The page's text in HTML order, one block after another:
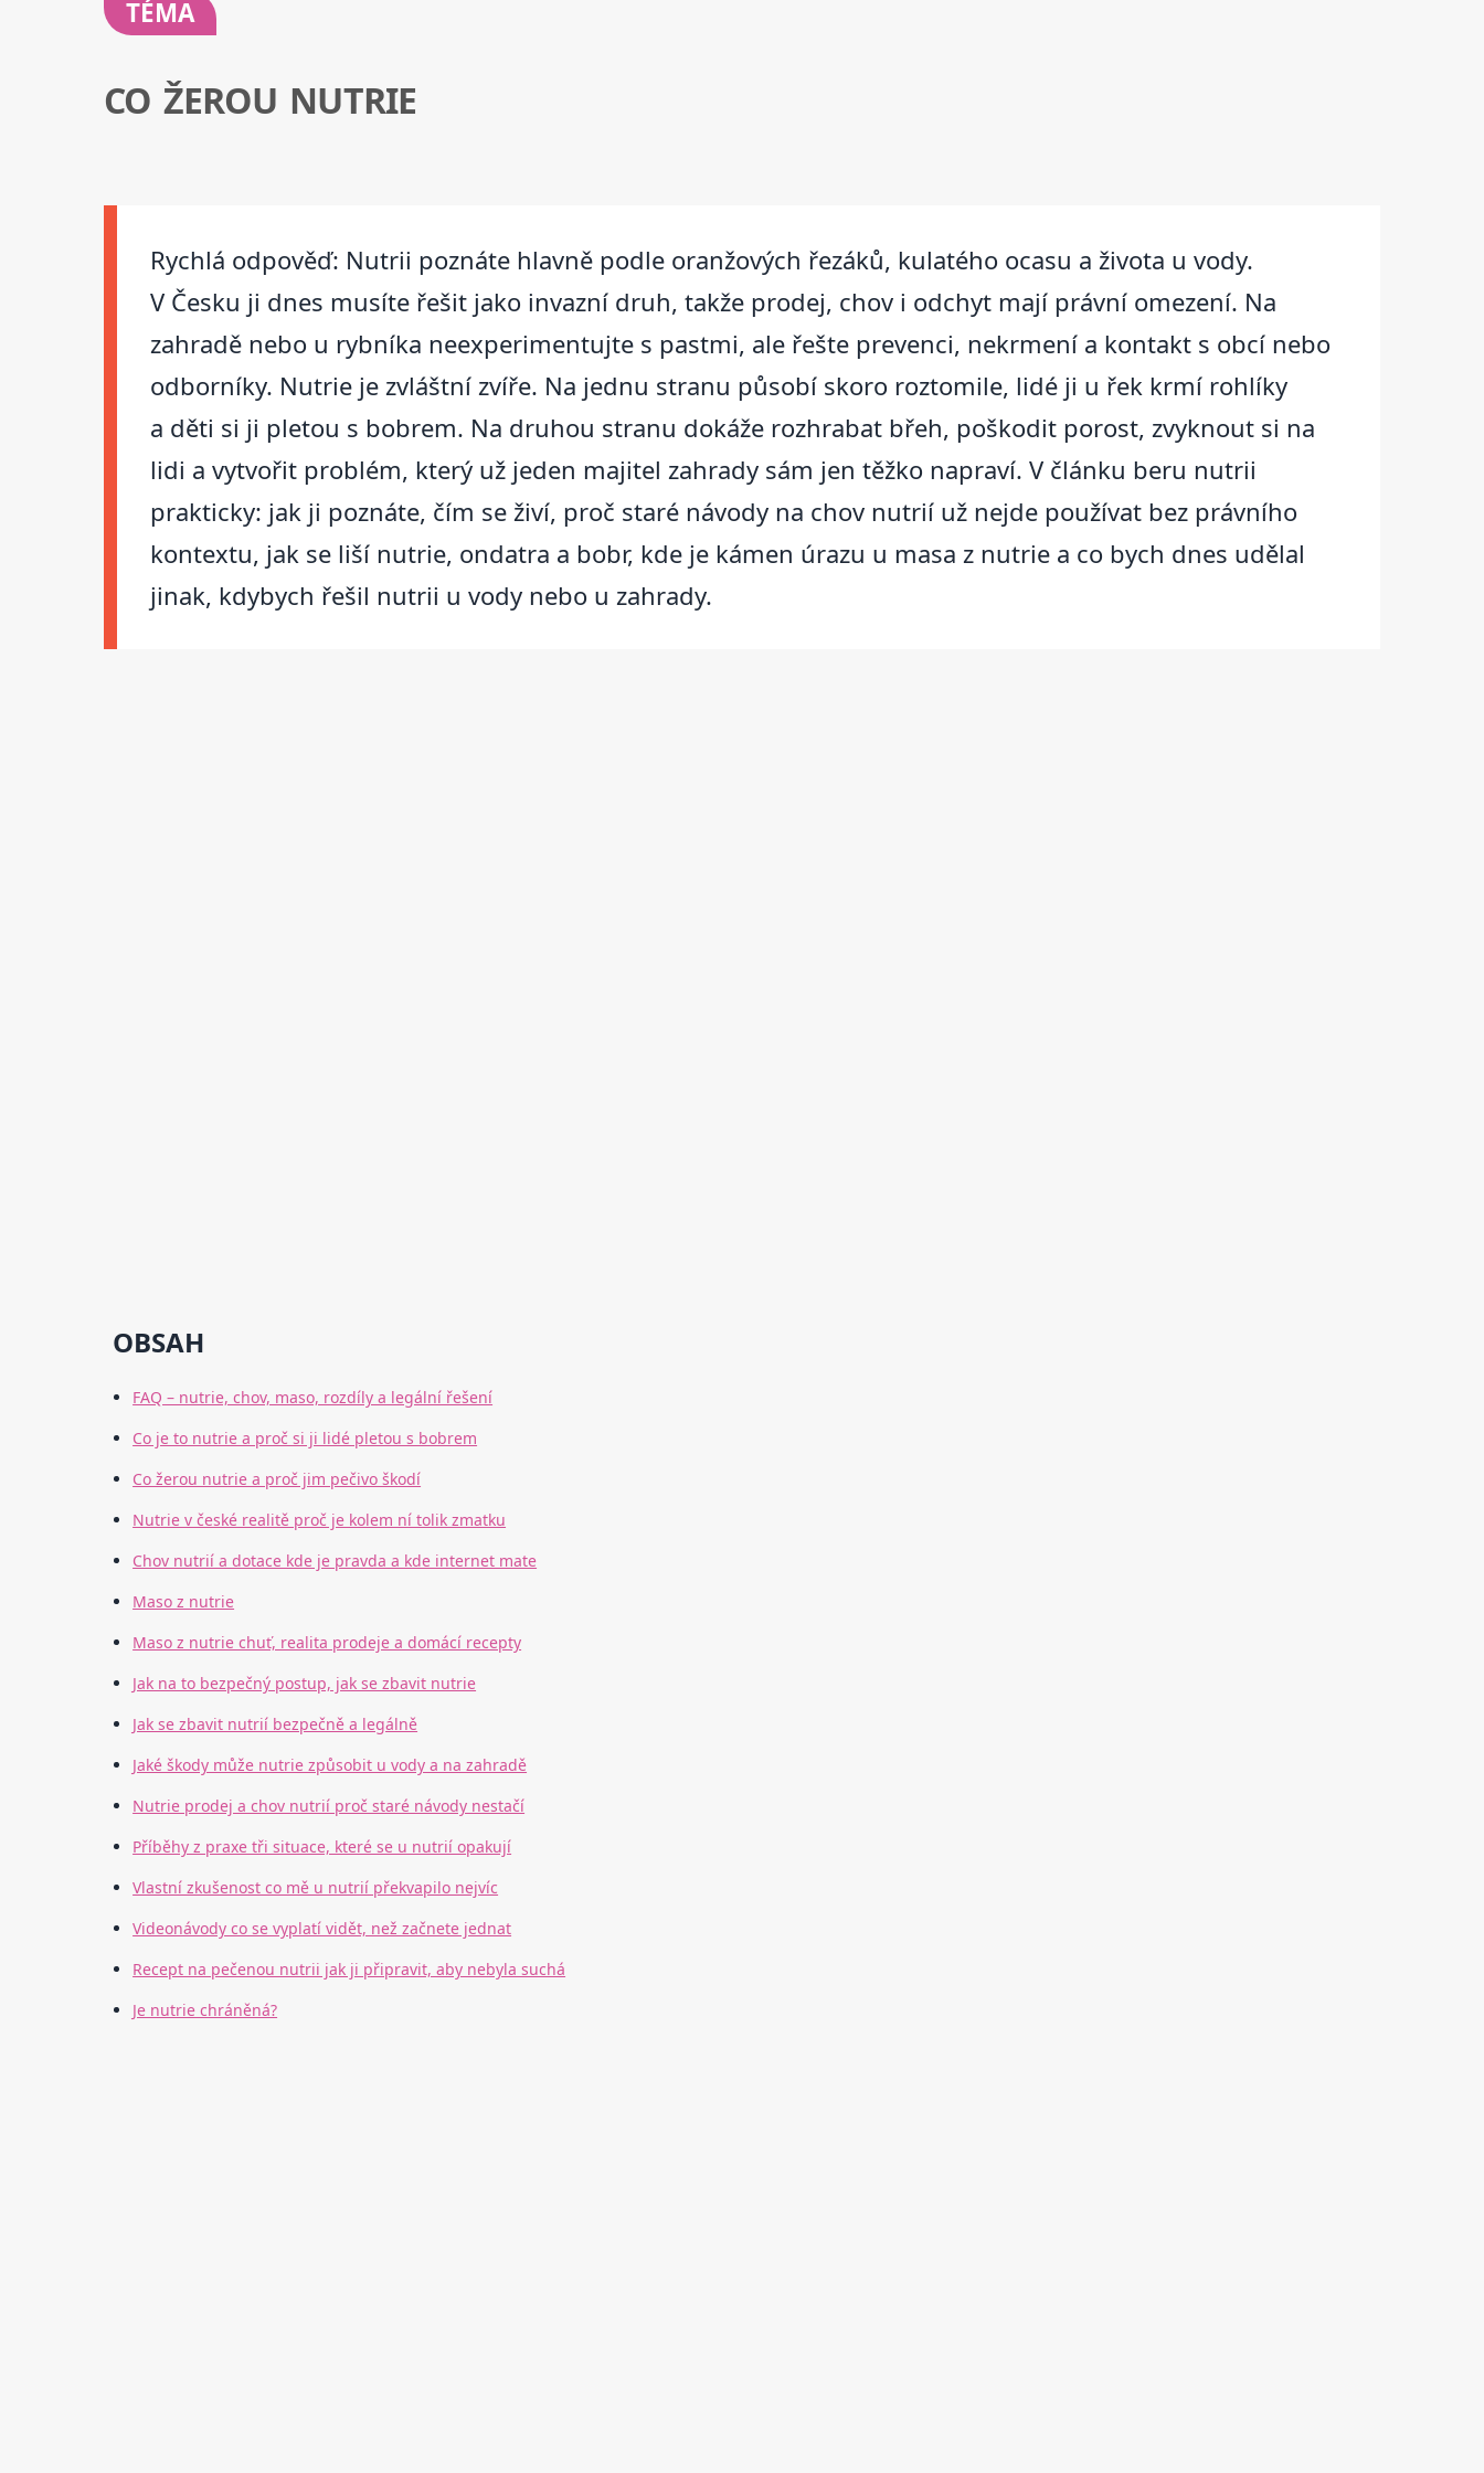
TÉMA
CO ŽEROU NUTRIE
Rychlá odpověď: Nutrii poznáte hlavně podle oranžových řezáků, kulatého ocasu a života u vody.
V Česku ji dnes musíte řešit jako invazní druh, takže prodej, chov i odchyt mají právní omezení. Na
zahradě nebo u rybníka neexperimentujte s pastmi, ale řešte prevenci, nekrmení a kontakt s obcí nebo
odborníky. Nutrie je zvláštní zvíře. Na jednu stranu působí skoro roztomile, lidé ji u řek krmí rohlíky
a děti si ji pletou s bobrem. Na druhou stranu dokáže rozhrabat břeh, poškodit porost, zvyknout si na
lidi a vytvořit problém, který už jeden majitel zahrady sám jen těžko napraví. V článku beru nutrii
prakticky: jak ji poznáte, čím se živí, proč staré návody na chov nutrií už nejde používat bez právního
kontextu, jak se liší nutrie, ondatra a bobr, kde je kámen úrazu u masa z nutrie a co bych dnes udělal
jinak, kdybych řešil nutrii u vody nebo u zahrady.
OBSAH
FAQ – nutrie, chov, maso, rozdíly a legální řešení
Co je to nutrie a proč si ji lidé pletou s bobrem
Co žerou nutrie a proč jim pečivo škodí
Nutrie v české realitě proč je kolem ní tolik zmatku
Chov nutrií a dotace kde je pravda a kde internet mate
Maso z nutrie
Maso z nutrie chuť, realita prodeje a domácí recepty
Jak na to bezpečný postup, jak se zbavit nutrie
Jak se zbavit nutrií bezpečně a legálně
Jaké škody může nutrie způsobit u vody a na zahradě
Nutrie prodej a chov nutrií proč staré návody nestačí
Příběhy z praxe tři situace, které se u nutrií opakují
Vlastní zkušenost co mě u nutrií překvapilo nejvíc
Videonávody co se vyplatí vidět, než začnete jednat
Recept na pečenou nutrii jak ji připravit, aby nebyla suchá
Je nutrie chráněná?